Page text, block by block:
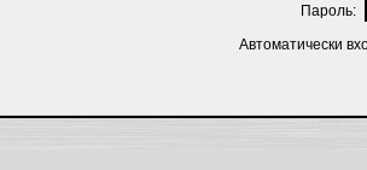
Пароль:
Автоматически